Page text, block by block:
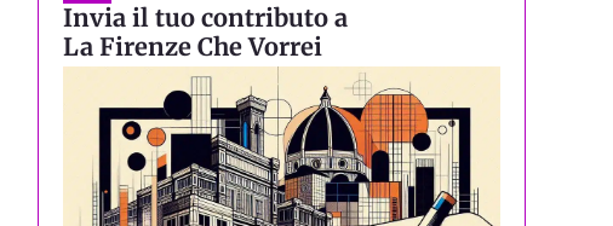
Invia il tuo contributo a
La Firenze Che Vorrei